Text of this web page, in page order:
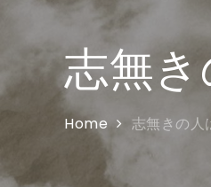
志無
Home 志無きの人